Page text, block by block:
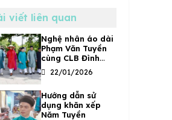
viết liên quan
Nghệ nhân áo dài
Phạm Văn Tuyền
cùng CLB Đình
Làng Việt trong
chuyến đi điền dã
năm 2019
22/01/2026
Hướng dẫn sử
dụng khăn xếp
Năm Tuyền